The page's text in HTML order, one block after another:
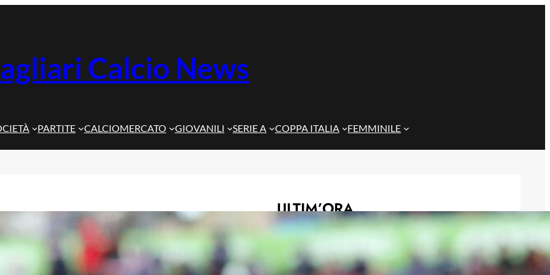
Calcio News
PARTITE CALCIOMERCATO GIOVANILI SERIE A COPPA ITALIA FEMMINILE
ULTIM’ORA
Cagliari su Cheddira: sfida al Genoa
per l’attaccante del Napoli
8 Agosto 2026